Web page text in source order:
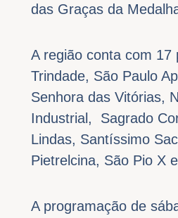
das Graças da
A região conta com
Trindade, São Paulo
Senhora das Vitórias,
Industrial, Sagrado
Lindas, Santíssimo
Pietrelcina, São Pio X
A programação de